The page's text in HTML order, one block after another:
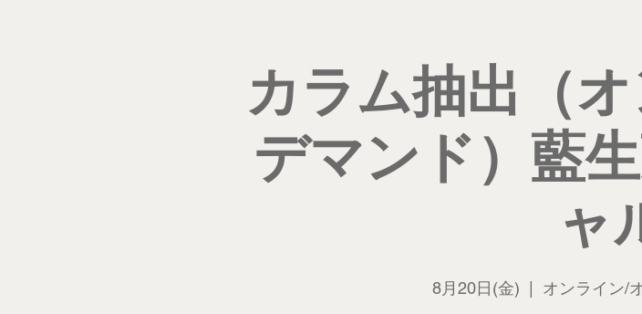
カラム抽出（
デマンド）藍
ャ
8月20日(金) オンライン/